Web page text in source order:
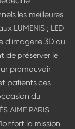
les meilleures
LUMENIS ; LED
d'imagerie 3D du
de préserver le
promouvoir
patients ces
du
AIME PARIS
la mission